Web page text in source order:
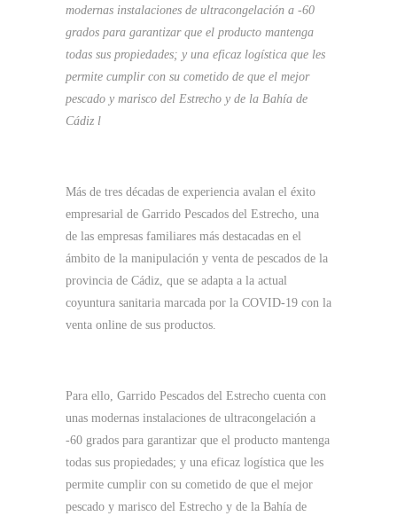
modernas instalaciones de ultracongelación a -60
grados para garantizar que el producto mantenga
todas sus propiedades; y una eficaz logística que les
permite cumplir con su cometido de que el mejor
pescado y marisco del Estrecho y de la Bahía de
Cádiz l
Más de tres décadas de experiencia avalan el éxito
empresarial de Garrido Pescados del Estrecho, una
de las empresas familiares más destacadas en el
ámbito de la manipulación y venta de pescados de la
provincia de Cádiz, que se adapta a la actual
coyuntura sanitaria marcada por la COVID-19 con la
venta online de sus productos.
Para ello, Garrido Pescados del Estrecho cuenta con
unas modernas instalaciones de ultracongelación a
-60 grados para garantizar que el producto mantenga
todas sus propiedades; y una eficaz logística que les
permite cumplir con su cometido de que el mejor
pescado y marisco del Estrecho y de la Bahía de